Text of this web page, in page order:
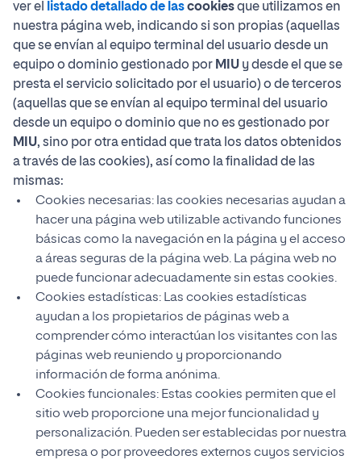
ver el
listado detallado de lascookiesque utilizamos en
nuestra página web, indicando si son propias (aquellas
que se envían al equipo terminal del usuario desde un
equipo o dominio gestionado por MIU y desde el que se
presta el servicio solicitado por el usuario) o de terceros
(aquellas que se envían al equipo terminal del usuario
desde un equipo o dominio que no es gestionado por
MIU, sino por otra entidad que trata los datos obtenidos
a través de las cookies), así como la finalidad de las
mismas:
Cookies necesarias: las cookies necesarias ayudan a
hacer una página web utilizable activando funciones
básicas como la navegación en la página y el acceso
a áreas seguras de la página web. La página web no
puede funcionar adecuadamente sin estas cookies.
Cookies estadísticas: Las cookies estadísticas
ayudan a los propietarios de páginas web a
comprender cómo interactúan los visitantes con las
páginas web reuniendo y proporcionando
información de forma anónima.
Cookies funcionales: Estas cookies permiten que el
sitio web proporcione una mejor funcionalidad y
personalización. Pueden ser establecidas por nuestra
empresa o por proveedores externos cuyos servicios